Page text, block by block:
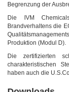
Begrenzung der
Die IVM
Brandverhaltens die
Produktion (Modul D).
Die zertifizierten
charakteristischen
haben auch die